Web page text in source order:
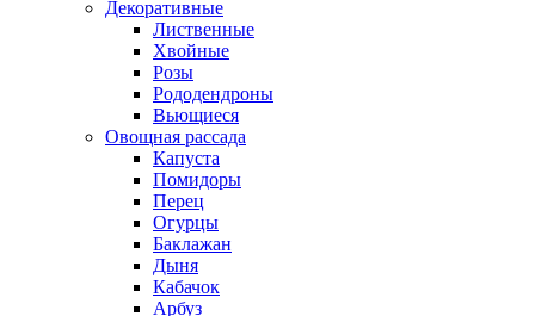
Декоративные
Лиственные
Хвойные
Розы
Рододендроны
Вьющиеся
Овощная рассада
Капуста
Помидоры
Перец
Огурцы
Баклажан
Дыня
Кабачок
Арбуз